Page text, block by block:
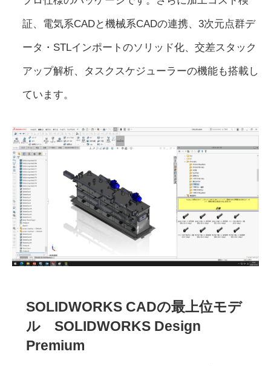
証、電気系CADと機械系CADの連携、3次元点群デ
ータ・STLインポートのソリッド化、交差スタック
アップ解析、タスクスケジューラーの機能も搭載し
ています。
SOLIDWORKS CADの最上位モデ
ル SOLIDWORKS Design
Premium